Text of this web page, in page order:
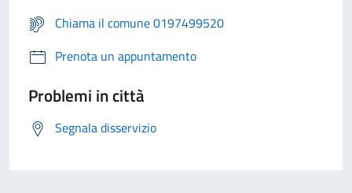
Chiama il comune 0197499520
Prenota un appuntamento
Problemi in città
Segnala disservizio